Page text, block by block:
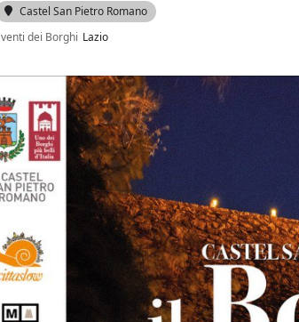
Castel San Pietro Romano
dei Borghi Lazio